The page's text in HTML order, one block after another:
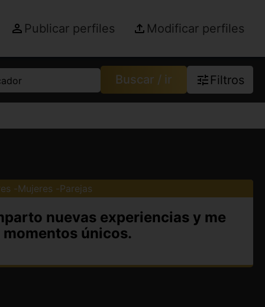
Publicar perfiles Modificar perfiles
Buscar / ir Filtros
Mujeres Parejas
nuevas experiencias y me
únicos.